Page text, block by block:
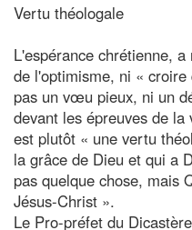
Vertu théologale
L'espérance chrétienne,
de l'optimisme, ni «
pas un vœu pieux, ni un
devant les épreuves de
est plutôt « une vertu
la grâce de Dieu et qui a
pas quelque chose, mais
Jésus-Christ ».
Le Pro-préfet du